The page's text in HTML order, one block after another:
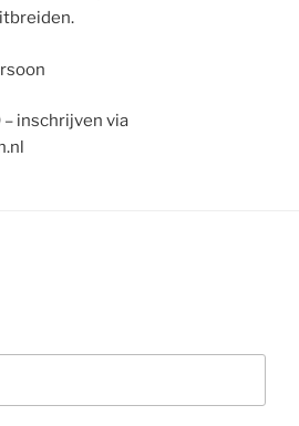
– inschrijven via